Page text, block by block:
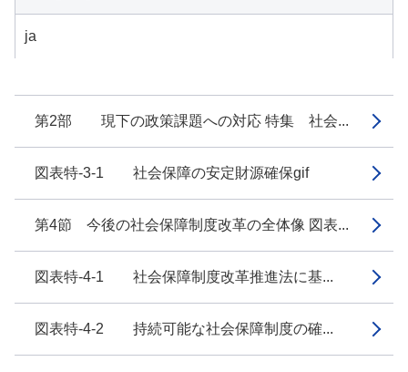
第2部 現下の政策課題への対応 特集 社会...
図表特-3-1 社会保障の安定財源確保gif
第4節 今後の社会保障制度改革の全体像 図表...
図表特-4-1 社会保障制度改革推進法に基...
図表特-4-2 持続可能な社会保障制度の確...
ja